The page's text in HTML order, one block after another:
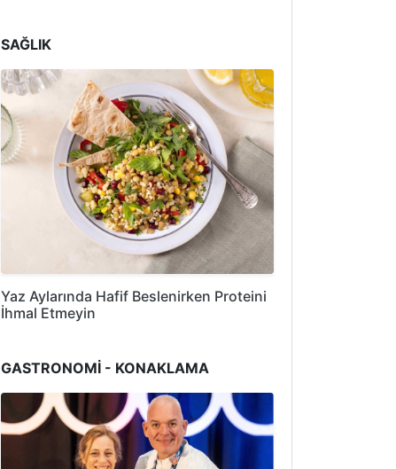
SAĞLIK
Yaz Aylarında Hafif Beslenirken Proteini
İhmal Etmeyin
GASTRONOMİ - KONAKLAMA